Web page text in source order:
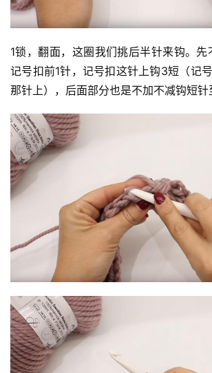
1锁，翻面，这圈我们挑后半针来钩。
记号扣前1针，记号扣这针上钩3短（记
那针上），后面部分也是不加不减钩短针